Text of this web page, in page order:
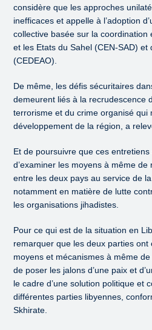
considère que les approches
inefficaces et appelle à l’adoption
collective basée sur la
et les Etats du Sahel (CEN-SAD) et
(CEDEAO).
De même, les défis sécuritaires
demeurent liés à la recrudescence
terrorisme et du crime organisé qui
développement de la région, a
Et de poursuivre que ces entretiens
d’examiner les moyens à même
entre les deux pays au service de
notamment en matière de lutte
les organisations jihadistes.
Pour ce qui est de la situation en
remarquer que les deux parties ont
moyens et mécanismes à même
de poser les jalons d’une paix et
le cadre d’une solution politique et
différentes parties libyennes,
Skhirate.